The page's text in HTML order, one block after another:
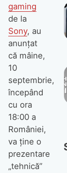
gaming
de la
Sony, au
anunțat
că mâine,
10
septembrie,
începând
cu ora
18:00 a
României,
va ține o
prezentare
„tehnică”